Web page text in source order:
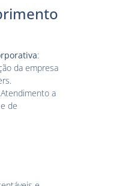
:
da empresa
a
de